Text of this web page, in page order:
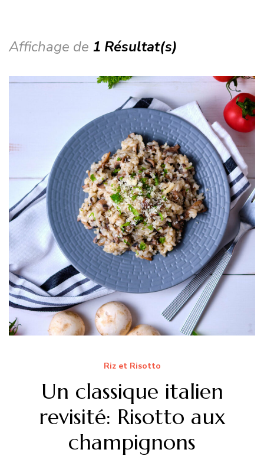
Affichage de 1 Résultat(s)
Riz et Risotto
Un classique italien
revisité: Risotto aux
champignons